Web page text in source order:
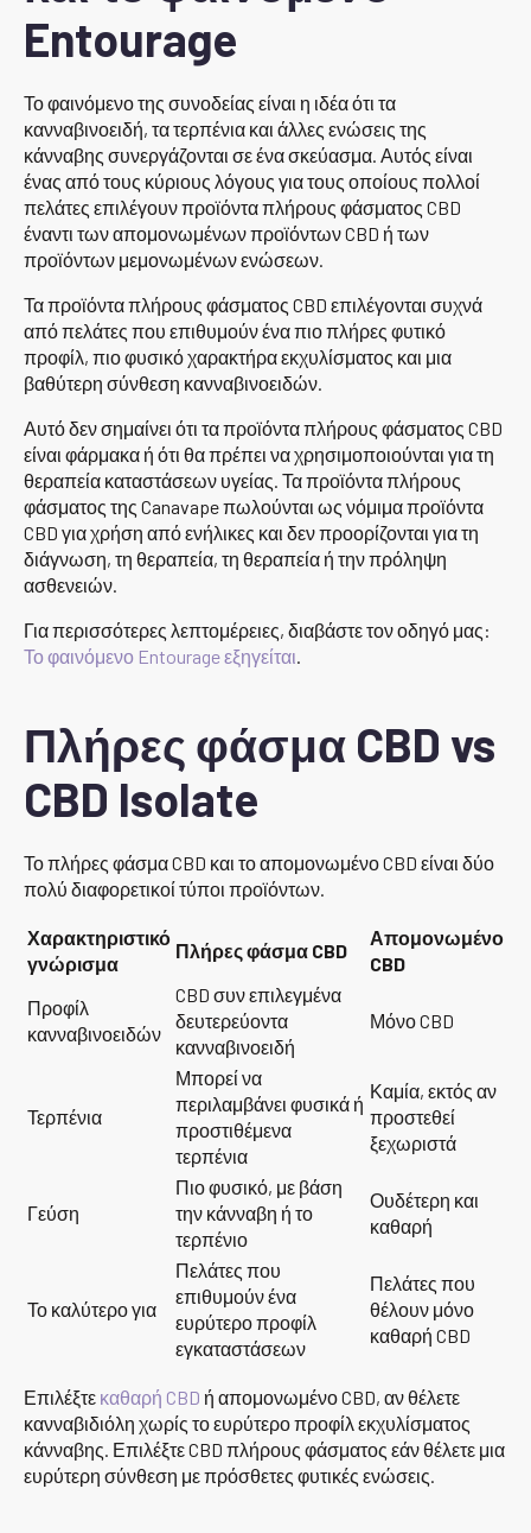
Entourage
Το φαινόμενο της συνοδείας είναι η ιδέα ότι τα
κανναβινοειδή, τα τερπένια και άλλες ενώσεις της
κάνναβης συνεργάζονται σε ένα σκεύασμα. Αυτός είναι
ένας από τους κύριους λόγους για τους οποίους πολλοί
πελάτες επιλέγουν προϊόντα πλήρους φάσματος CBD
έναντι των απομονωμένων προϊόντων CBD ή των
προϊόντων μεμονωμένων ενώσεων.
Τα προϊόντα πλήρους φάσματος CBD επιλέγονται συχνά
από πελάτες που επιθυμούν ένα πιο πλήρες φυτικό
προφίλ, πιο φυσικό χαρακτήρα εκχυλίσματος και μια
βαθύτερη σύνθεση κανναβινοειδών.
Αυτό δεν σημαίνει ότι τα προϊόντα πλήρους φάσματος CBD
είναι φάρμακα ή ότι θα πρέπει να χρησιμοποιούνται για τη
θεραπεία καταστάσεων υγείας. Τα προϊόντα πλήρους
φάσματος της Canavape πωλούνται ως νόμιμα προϊόντα
CBD για χρήση από ενήλικες και δεν προορίζονται για τη
διάγνωση, τη θεραπεία, τη θεραπεία ή την πρόληψη
ασθενειών.
Για περισσότερες λεπτομέρειες, διαβάστε τον οδηγό μας:
Το φαινόμενο Entourage εξηγείται.
Πλήρες φάσμα CBD vs
CBD Isolate
Το πλήρες φάσμα CBD και το απομονωμένο CBD είναι δύο
πολύ διαφορετικοί τύποι προϊόντων.
Χαρακτηριστικό
γνώρισμα
Πλήρες φάσμα CBD
Απομονωμένο
CBD
Προφίλ
κανναβινοειδών
CBD συν επιλεγμένα
δευτερεύοντα
κανναβινοειδή
Μόνο CBD
Τερπένια
Μπορεί να
περιλαμβάνει φυσικά ή
προστιθέμενα
τερπένια
Καμία, εκτός αν
προστεθεί
ξεχωριστά
Γεύση
Πιο φυσικό, με βάση
την κάνναβη ή το
τερπένιο
Ουδέτερη και
καθαρή
Το καλύτερο για
Πελάτες που
επιθυμούν ένα
ευρύτερο προφίλ
εγκαταστάσεων
Πελάτες που
θέλουν μόνο
καθαρή CBD
Επιλέξτε καθαρή CBD ή απομονωμένο CBD, αν θέλετε
κανναβιδιόλη χωρίς το ευρύτερο προφίλ εκχυλίσματος
κάνναβης. Επιλέξτε CBD πλήρους φάσματος εάν θέλετε μια
ευρύτερη σύνθεση με πρόσθετες φυτικές ενώσεις.